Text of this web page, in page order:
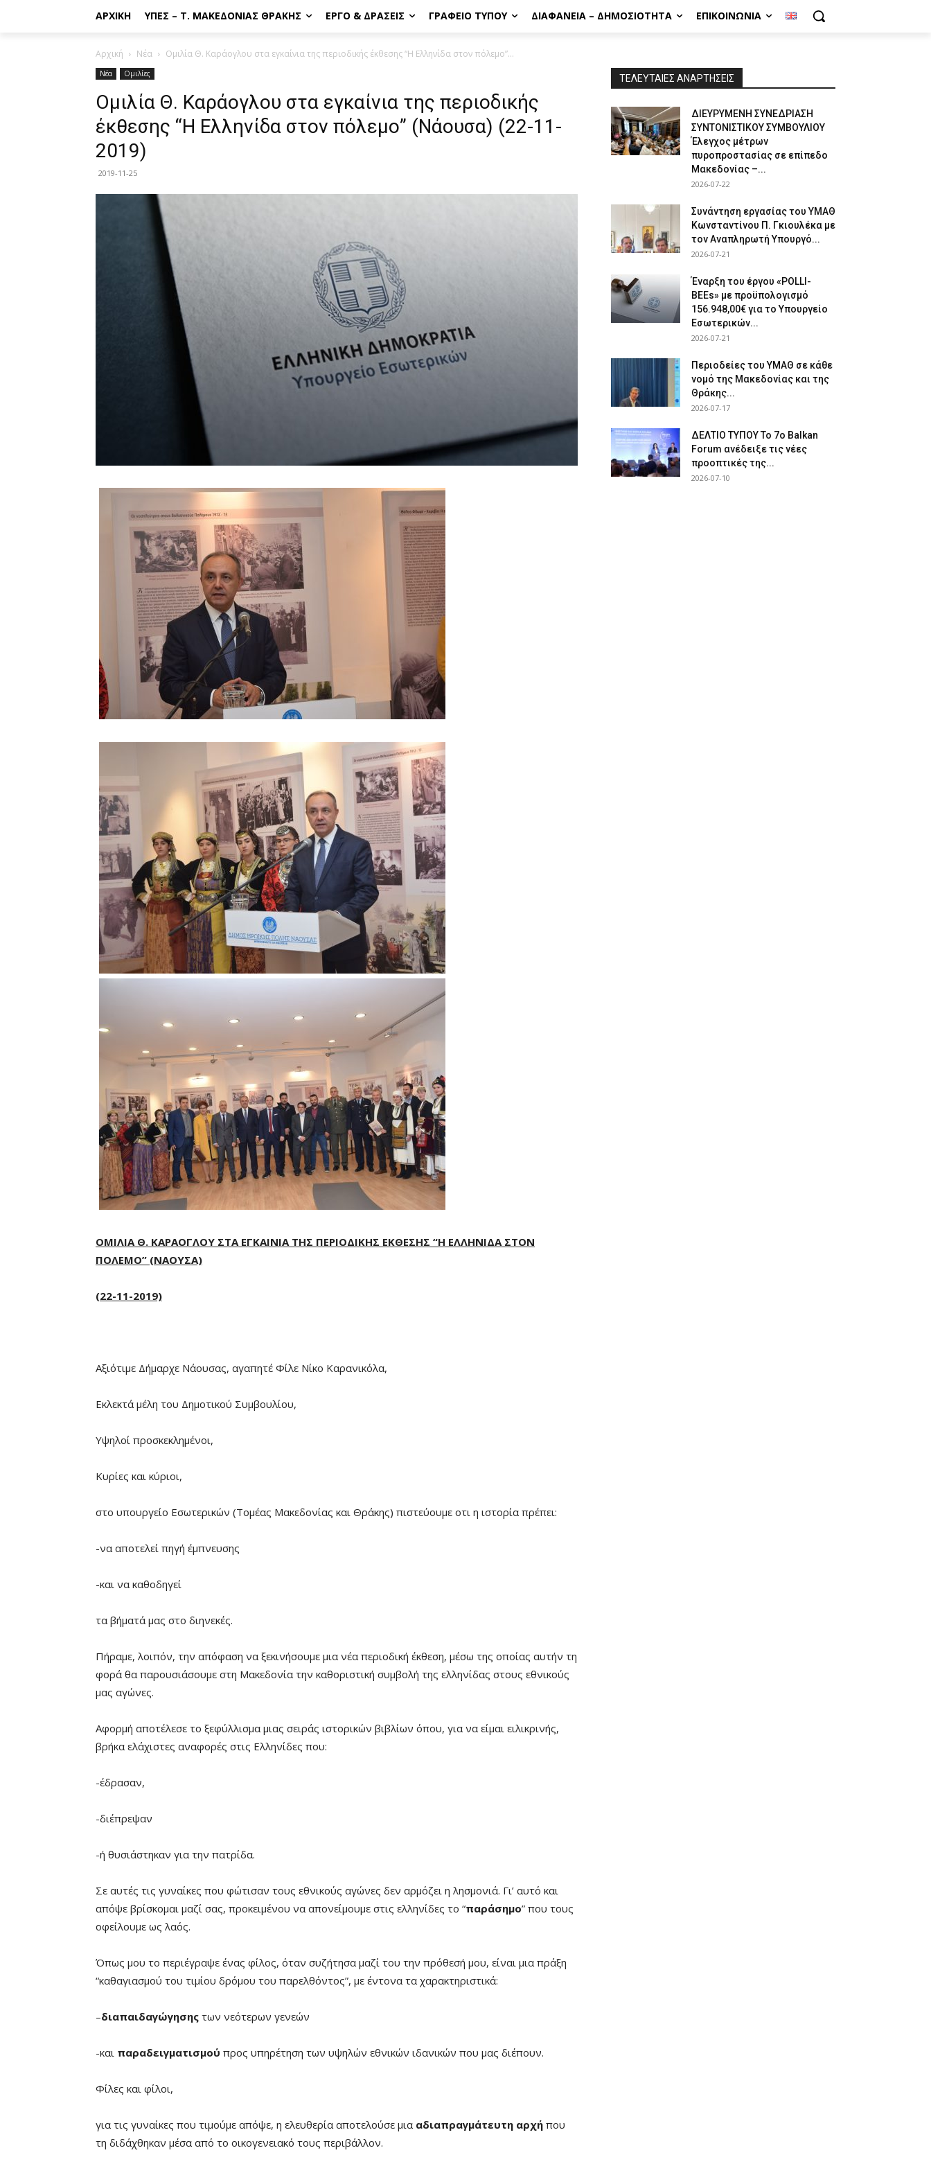
ΑΡΧΙΚΉ ΥΠΕΣ – Τ. ΜΑΚΕΔΟΝΊΑΣ ΘΡΆΚΗΣ ΈΡΓΟ & ΔΡΆΣΕΙΣ ΓΡΑΦΕΊΟ ΤΎΠΟΥ ΔΙΑΦΆΝΕΙΑ – ΔΗΜΟΣΙΌΤΗΤΑ ΕΠΙΚΟΙΝΩΝΊΑ
Αρχική Νέα Ομιλία Θ. Καράογλου στα εγκαίνια της περιοδικής έκθεσης “Η Ελληνίδα στον πόλεμο”...
Νέα Ομιλίες
Ομιλία Θ. Καράογλου στα εγκαίνια της περιοδικής
έκθεσης “Η Ελληνίδα στον πόλεμο” (Νάουσα) (22-11-
2019)
2019-11-25
ΟΜΙΛΙΑ Θ. ΚΑΡΑΟΓΛΟΥ ΣΤΑ ΕΓΚΑΙΝΙΑ ΤΗΣ ΠΕΡΙΟΔΙΚΗΣ ΕΚΘΕΣΗΣ “Η ΕΛΛΗΝΙΔΑ ΣΤΟΝ
ΠΟΛΕΜΟ” (ΝΑΟΥΣΑ)
(22-11-2019)
Αξιότιμε Δήμαρχε Νάουσας, αγαπητέ Φίλε Νίκο Καρανικόλα,
Εκλεκτά μέλη του Δημοτικού Συμβουλίου,
Υψηλοί προσκεκλημένοι,
Κυρίες και κύριοι,
στο υπουργείο Εσωτερικών (Τομέας Μακεδονίας και Θράκης) πιστεύουμε οτι η ιστορία πρέπει:
-να αποτελεί πηγή έμπνευσης
-και να καθοδηγεί
τα βήματά μας στο διηνεκές.
Πήραμε, λοιπόν, την απόφαση να ξεκινήσουμε μια νέα περιοδική έκθεση, μέσω της οποίας αυτήν τη
φορά θα παρουσιάσουμε στη Μακεδονία την καθοριστική συμβολή της ελληνίδας στους εθνικούς
μας αγώνες.
Αφορμή αποτέλεσε το ξεφύλλισμα μιας σειράς ιστορικών βιβλίων όπου, για να είμαι ειλικρινής,
βρήκα ελάχιστες αναφορές στις Ελληνίδες που:
-έδρασαν,
-διέπρεψαν
-ή θυσιάστηκαν για την πατρίδα.
Σε αυτές τις γυναίκες που φώτισαν τους εθνικούς αγώνες δεν αρμόζει η λησμονιά. Γι’ αυτό και
απόψε βρίσκομαι μαζί σας, προκειμένου να απονείμουμε στις ελληνίδες το “παράσημο” που τους
οφείλουμε ως λαός.
Όπως μου το περιέγραψε ένας φίλος, όταν συζήτησα μαζί του την πρόθεσή μου, είναι μια πράξη
“καθαγιασμού του τιμίου δρόμου του παρελθόντος”, με έντονα τα χαρακτηριστικά:
–διαπαιδαγώγησης των νεότερων γενεών
-και παραδειγματισμού προς υπηρέτηση των υψηλών εθνικών ιδανικών που μας διέπουν.
Φίλες και φίλοι,
για τις γυναίκες που τιμούμε απόψε, η ελευθερία αποτελούσε μια αδιαπραγμάτευτη αρχή που
τη διδάχθηκαν μέσα από το οικογενειακό τους περιβάλλον.
ΤΕΛΕΥΤΑΙΕΣ ΑΝΑΡΤΗΣΕΙΣ
ΔΙΕΥΡΥΜΕΝΗ ΣΥΝΕΔΡΙΑΣΗ
ΣΥΝΤΟΝΙΣΤΙΚΟΥ ΣΥΜΒΟΥΛΙΟΥ
Έλεγχος μέτρων
πυροπροστασίας σε επίπεδο
Μακεδονίας –...
2026-07-22
Συνάντηση εργασίας του ΥΜΑΘ
Κωνσταντίνου Π. Γκιουλέκα με
τον Αναπληρωτή Υπουργό...
2026-07-21
Έναρξη του έργου «POLLI-
BEEs» με προϋπολογισμό
156.948,00€ για το Υπουργείο
Εσωτερικών...
2026-07-21
Περιοδείες του ΥΜΑΘ σε κάθε
νομό της Μακεδονίας και της
Θράκης...
2026-07-17
ΔΕΛΤΙΟ ΤΥΠΟΥ Το 7ο Balkan
Forum ανέδειξε τις νέες
προοπτικές της...
2026-07-10